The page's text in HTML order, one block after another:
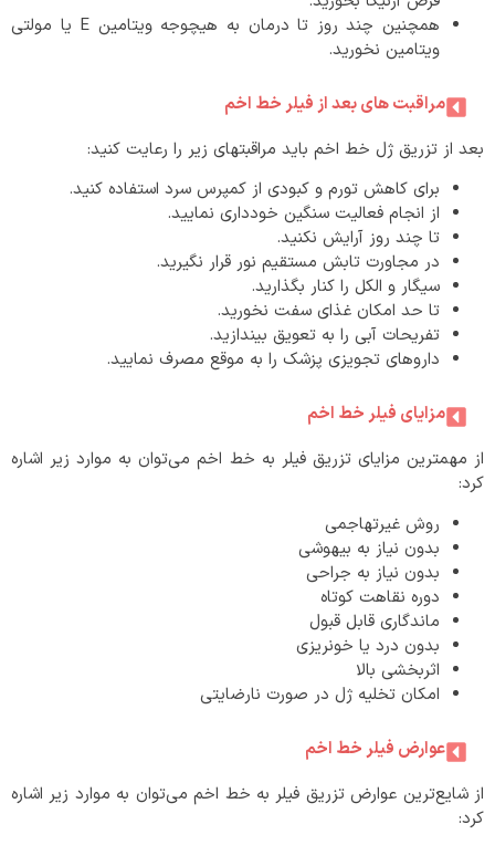
همچنین چند روز تا درمان به هیچوجه ویتامین E یا مولتی
ویتامین نخورید.
مراقبت های بعد از فیلر خط اخم
بعد از تزریق ژل خط اخم باید مراقبتهای زیر را رعایت کنید:
برای کاهش تورم و کبودی از کمپرس سرد استفاده کنید.
از انجام فعالیت سنگین خودداری نمایید.
تا چند روز آرایش نکنید.
در مجاورت تابش مستقیم نور قرار نگیرید.
سیگار و الکل را کنار بگذارید.
تا حد امکان غذای سفت نخورید.
تفریحات آبی را به تعویق بیندازید.
داروهای تجویزی پزشک را به موقع مصرف نمایید.
مزایای فیلر خط اخم
از مهمترین مزایای تزریق فیلر به خط اخم می‌توان به موارد زیر اشاره
کرد:
روش غیرتهاجمی
بدون نیاز به بیهوشی
بدون نیاز به جراحی
دوره نقاهت کوتاه
ماندگاری قابل قبول
بدون درد یا خونریزی
اثربخشی بالا
امکان تخلیه ژل در صورت نارضایتی
عوارض فیلر خط اخم
از شایع‌ترین عوارض تزریق فیلر به خط اخم می‌توان به موارد زیر اشاره
کرد: